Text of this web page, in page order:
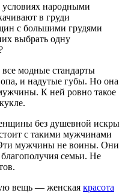
народными
в груди
с большими грудями
выбрать одну
модные стандарты
и надутые губы. Но она
К ней ровно такое
без душевной искры
с такими мужчинами
Эти мужчины не воины. Они
семьи. Не
вещь — женская красота